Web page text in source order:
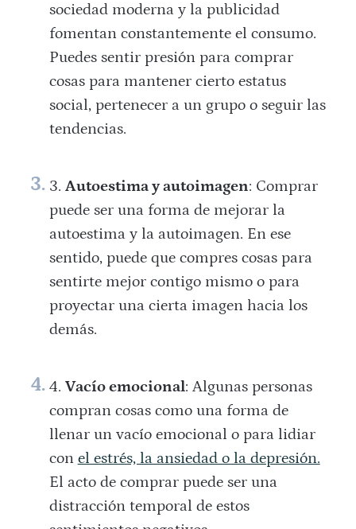
sociedad moderna y la publicidad
fomentan constantemente el consumo.
Puedes sentir presión para comprar
cosas para mantener cierto estatus
social, pertenecer a un grupo o seguir las
tendencias.
Autoestima y autoimagen: Comprar
puede ser una forma de mejorar la
autoestima y la autoimagen. En ese
sentido, puede que compres cosas para
sentirte mejor contigo mismo o para
proyectar una cierta imagen hacia los
demás.
Vacío emocional: Algunas personas
compran cosas como una forma de
llenar un vacío emocional o para lidiar
con el estrés, la ansiedad o la depresión.
El acto de comprar puede ser una
distracción temporal de estos